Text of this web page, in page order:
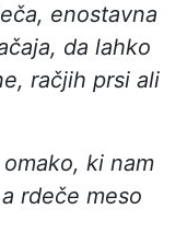
enostavna
da lahko
račjih prsi ali
ki nam
rdeče meso